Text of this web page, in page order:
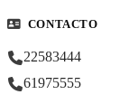
CONTACTO
22583444
61975555